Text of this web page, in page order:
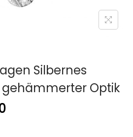
Silbernes
Optik